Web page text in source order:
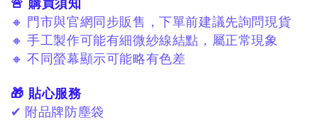
🚨 購買須知
🔸 門市與官網同步販售，下單前建議先詢問現貨
🔸 手工製作可能有細微紗線結點，屬正常現象
🔸 不同螢幕顯示可能略有色差
🎁 貼心服務
✔ 附品牌防塵袋